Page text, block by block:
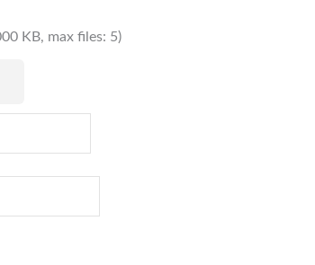
KB, max files: 5)